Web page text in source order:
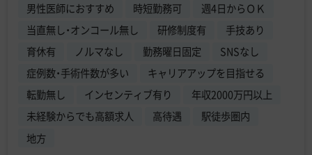
男性医師におすすめ
時短勤務可
週4日からＯＫ
当直無し・オンコール無し
研修制度有
手技あり
育休有
ノルマなし 勤務曜日固定
SNSなし
症例数・手術件数が多い
キャリアアップを目指せる
転勤無し
インセンティブ有り
年収2000万円以上
未経験からでも高額求人
高待遇
駅徒歩圏内
地方